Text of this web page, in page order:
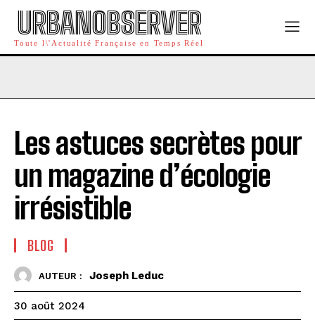
URBANOBSERVER
Toute l\'Actualité Française en Temps Réel
Les astuces secrètes pour
un magazine d’écologie
irrésistible
BLOG
AUTEUR : Joseph Leduc
30 août 2024